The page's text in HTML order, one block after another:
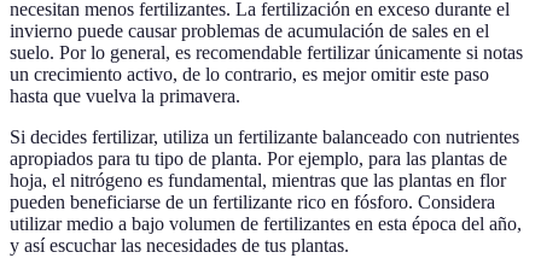
necesitan menos fertilizantes. La fertilización en exceso durante el
invierno puede causar problemas de acumulación de sales en el
suelo. Por lo general, es recomendable fertilizar únicamente si notas
un crecimiento activo, de lo contrario, es mejor omitir este paso
hasta que vuelva la primavera.
Si decides fertilizar, utiliza un fertilizante balanceado con nutrientes
apropiados para tu tipo de planta. Por ejemplo, para las plantas de
hoja, el nitrógeno es fundamental, mientras que las plantas en flor
pueden beneficiarse de un fertilizante rico en fósforo. Considera
utilizar medio a bajo volumen de fertilizantes en esta época del año,
y así escuchar las necesidades de tus plantas.